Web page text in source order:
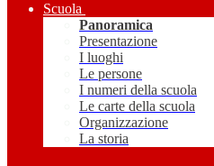
Scuola
Panoramica
Presentazione
I luoghi
Le persone
I numeri della scuola
Le carte della scuola
Organizzazione
La storia